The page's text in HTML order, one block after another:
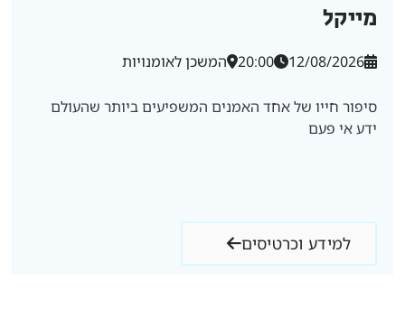
מייקל
12/08/2026
20:00 המשכן לאומנויות
סיפור חייו של אחד האמנים המשפיעים ביותר שהעולם
ידע אי פעם
למידע וכרטיסים